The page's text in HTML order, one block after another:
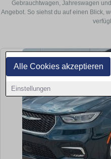
Alle Cookies akzeptieren
Einstellungen
Gebrauchtwagen, Jahreswagen
Angebot. So siehst du auf einen Blick,